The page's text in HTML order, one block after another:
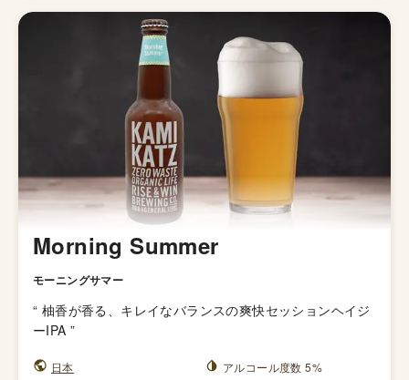
Morning Summer
モーニングサマー
“ 柚香が香る、キレイなバランスの爽快セッションヘイジ
ーIPA ”
日本
アルコール度数 5%